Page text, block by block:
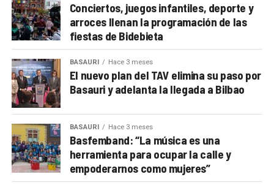
Conciertos, juegos infantiles, deporte y
arroces llenan la programación de las
fiestas de Bidebieta
BASAURI Hace 3 meses
El nuevo plan del TAV elimina su paso por
Basauri y adelanta la llegada a Bilbao
BASAURI Hace 3 meses
Basfemband: “La música es una
herramienta para ocupar la calle y
empoderarnos como mujeres”